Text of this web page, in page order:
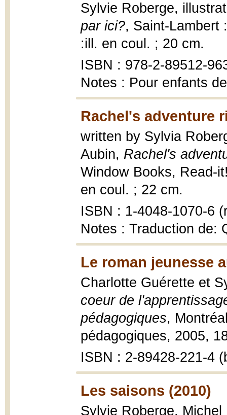
Sylvie Roberge,
par ici?, Saint-Lambert
:ill. en coul. ; 20 cm.
ISBN : 978-2-89512-
Notes : Pour enfants
Rachel's adventure
written by Sylvia
Aubin, Rachel's
Window Books, Read-
en coul. ; 22 cm.
ISBN : 1-4048-1070-6
Notes : Traduction de:
Le roman jeunesse
Charlotte Guérette et
coeur de
pédagogiques,
pédagogiques, 2005,
ISBN : 2-89428-221-4
Les saisons (2010)
Sylvie Roberge,